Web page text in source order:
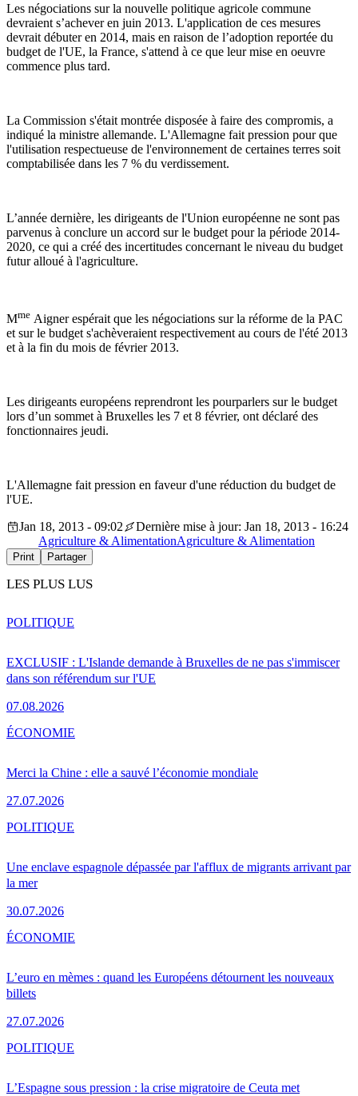
Les négociations sur la nouvelle politique agricole commune
devraient s’achever en juin 2013. L'application de ces mesures
devrait débuter en 2014, mais en raison de l’adoption reportée du
budget de l'UE, la France, s'attend à ce que leur mise en oeuvre
commence plus tard.
La Commission s'était montrée disposée à faire des compromis, a
indiqué la ministre allemande. L'Allemagne fait pression pour que
l'utilisation respectueuse de l'environnement de certaines terres soit
comptabilisée dans les 7 % du verdissement.
L’année dernière, les dirigeants de l'Union européenne ne sont pas
parvenus à conclure un accord sur le budget pour la période 2014-
2020, ce qui a créé des incertitudes concernant le niveau du budget
futur alloué à l'agriculture.
Mme Aigner espérait que les négociations sur la réforme de la PAC
et sur le budget s'achèveraient respectivement au cours de l'été 2013
et à la fin du mois de février 2013.
Les dirigeants européens reprendront les pourparlers sur le budget
lors d’un sommet à Bruxelles les 7 et 8 février, ont déclaré des
fonctionnaires jeudi.
L'Allemagne fait pression en faveur d'une réduction du budget de
l'UE.
Jan 18, 2013 - 09:02
Dernière mise à jour: Jan 18, 2013 - 16:24
Agriculture & AlimentationAgriculture & Alimentation
Print Partager
LES PLUS LUS
EXCLUSIF : L'Islande demande à Bruxelles de ne pas s'immiscer
dans son référendum sur l'UE
07.08.2026
POLITIQUE
Merci la Chine : elle a sauvé l’économie mondiale
27.07.2026
ÉCONOMIE
Une enclave espagnole dépassée par l'afflux de migrants arrivant par
la mer
30.07.2026
POLITIQUE
L’euro en mèmes : quand les Européens détournent les nouveaux
billets
27.07.2026
ÉCONOMIE
L’Espagne sous pression : la crise migratoire de Ceuta met
POLITIQUE